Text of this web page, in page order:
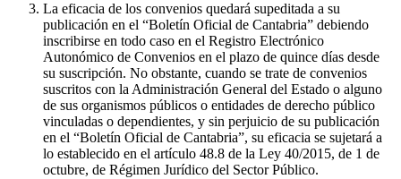
La eficacia de los convenios quedará supeditada a su
publicación en el “Boletín Oficial de Cantabria” debiendo
inscribirse en todo caso en el Registro Electrónico
Autonómico de Convenios en el plazo de quince días desde
su suscripción. No obstante, cuando se trate de convenios
suscritos con la Administración General del Estado o alguno
de sus organismos públicos o entidades de derecho público
vinculadas o dependientes, y sin perjuicio de su publicación
en el “Boletín Oficial de Cantabria”, su eficacia se sujetará a
lo establecido en el artículo 48.8 de la Ley 40/2015, de 1 de
octubre, de Régimen Jurídico del Sector Público.